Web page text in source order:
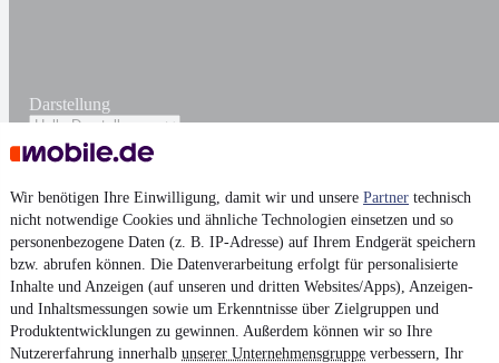
Wir benötigen Ihre Einwilligung, damit wir und unsere Partner technisch
nicht notwendige Cookies und ähnliche Technologien einsetzen und so
personenbezogene Daten (z. B. IP-Adresse) auf Ihrem Endgerät speichern
bzw. abrufen können. Die Datenverarbeitung erfolgt für personalisierte
Inhalte und Anzeigen (auf unseren und dritten Websites/Apps), Anzeigen-
und Inhaltsmessungen sowie um Erkenntnisse über Zielgruppen und
Produktentwicklungen zu gewinnen. Außerdem können wir so Ihre
Nutzererfahrung innerhalb unserer Unternehmensgruppe verbessern, Ihr
Darstellung